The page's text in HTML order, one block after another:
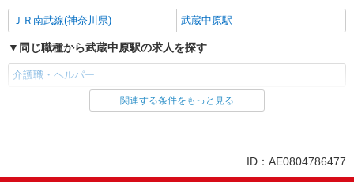
ＪＲ南武線(神奈川県) 武蔵中原駅
同じ職種から武蔵中原駅の求人を探す
介護職・ヘルパー
同じ雇用形態から武蔵中原駅の求人を探す
関連する条件をもっと見る
ID：AE0804786477